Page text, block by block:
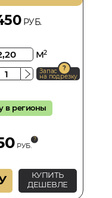
РУБ.
м2
Запас
на подрезку
в регионы
РУБ.
КУПИТЬ
ДЕШЕВЛЕ